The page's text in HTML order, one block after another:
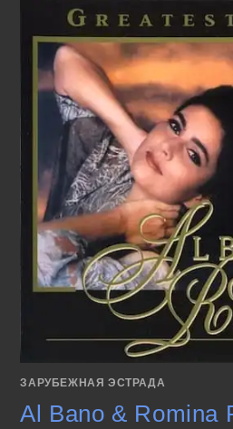
ЗАРУБЕЖНАЯ ЭСТРАДА
Al Bano & Romina